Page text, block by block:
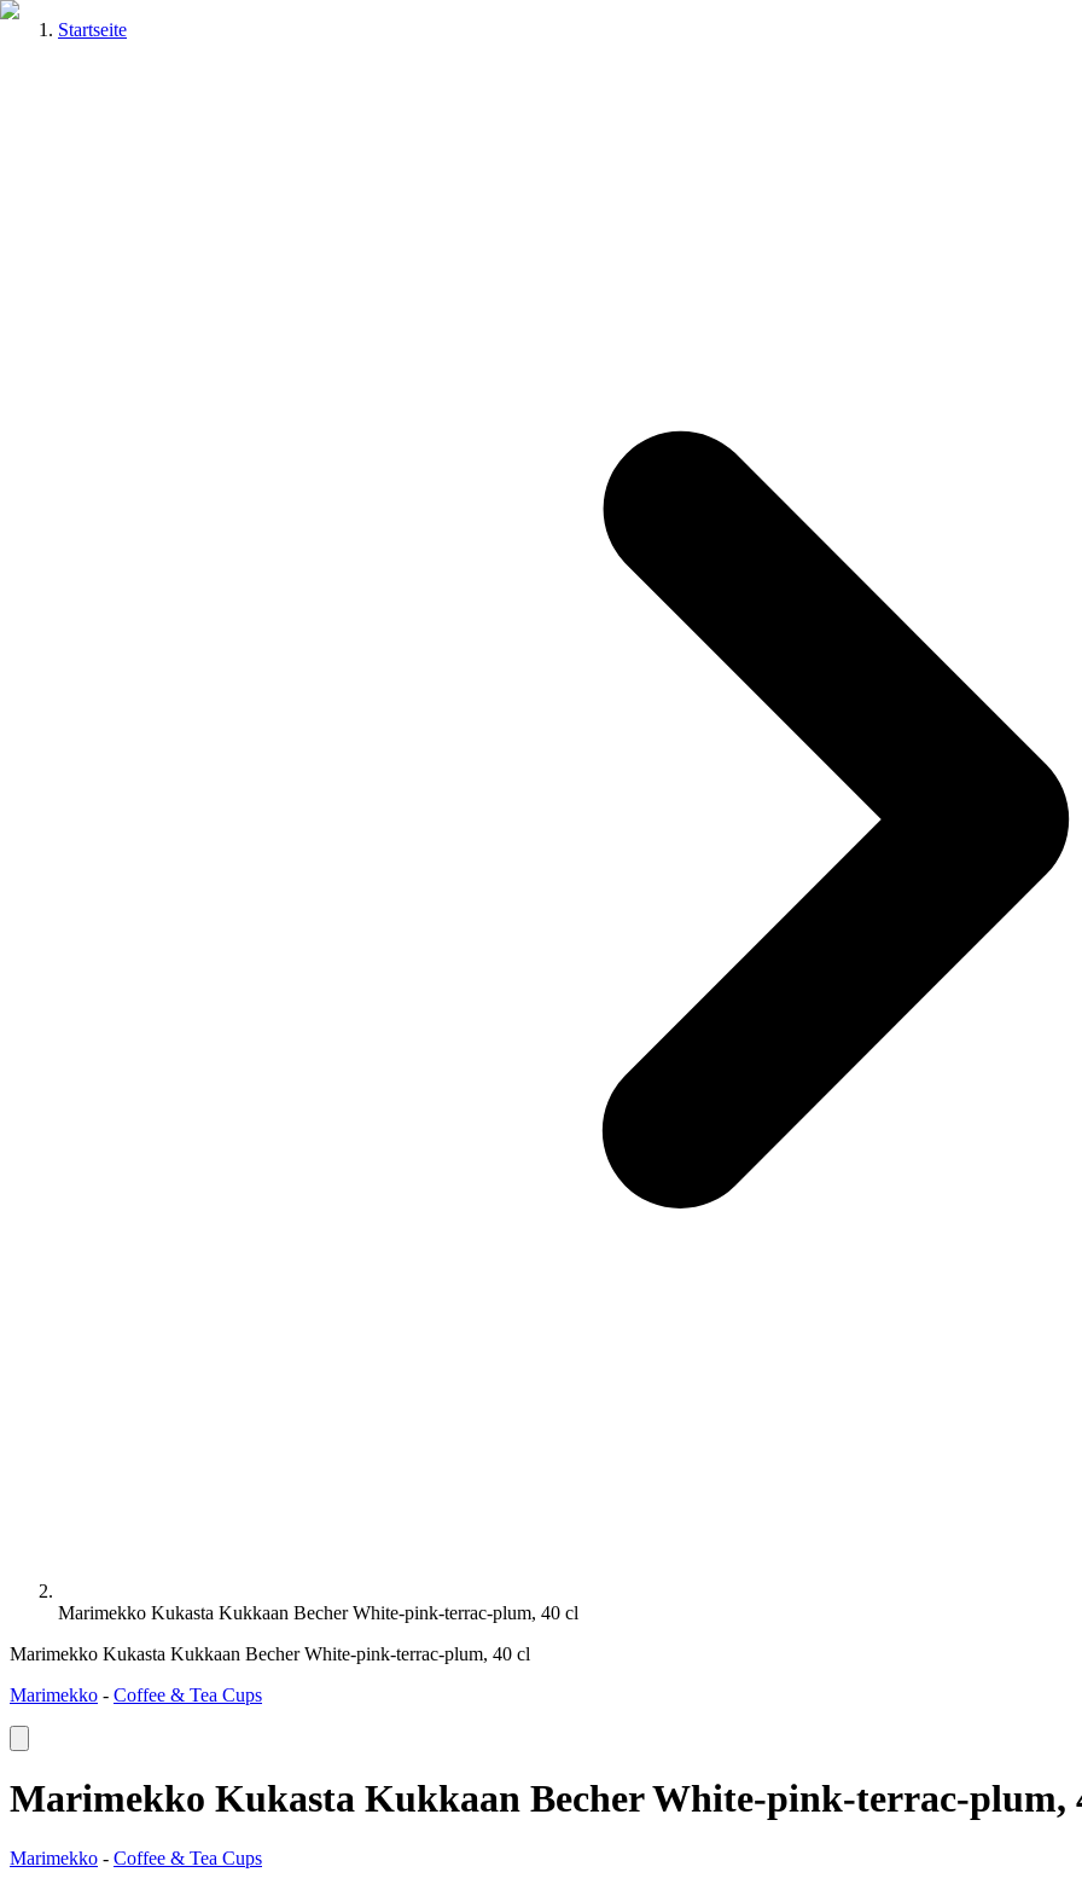
Startseite
Marimekko Kukasta Kukkaan Becher White-pink-terrac-plum, 40 cl
Marimekko Kukasta Kukkaan Becher White-pink-terrac-plum, 40 cl
Marimekko - Coffee & Tea Cups
Marimekko Kukasta Kukkaan Becher White-pink-terrac-plum,
Marimekko - Coffee & Tea Cups